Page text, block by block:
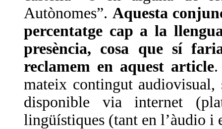
Autònomes”. Aquesta
percentatge cap a la
presència, cosa que sí
reclamem en aquest article
mateix contingut
disponible via internet
lingüístiques (tant en l’àudio i